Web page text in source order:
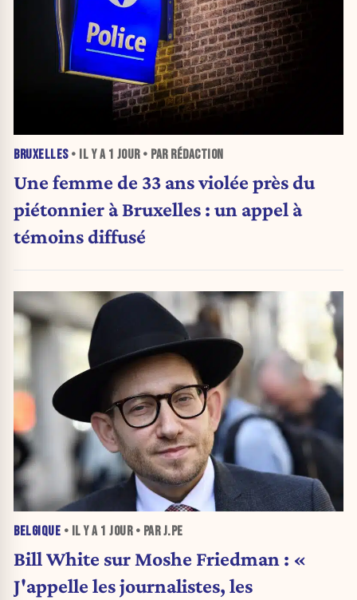
BRUXELLES• IL Y A 1 JOUR• PAR RÉDACTION
Une femme de 33 ans violée près du
piétonnier à Bruxelles : un appel à
témoins diffusé
BELGIQUE • IL Y A 1 JOUR• PAR J.PE
Bill White sur Moshe Friedman : «
J'appelle les journalistes, les